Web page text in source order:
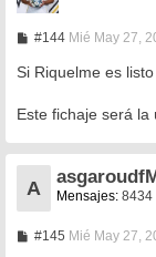
#144M
n
s
j
Mié May 27,
Si Riquelme es
Este fichaje será
A Mensajes: 8434
#145MMié May 27,